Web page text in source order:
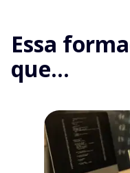
Essa
que...